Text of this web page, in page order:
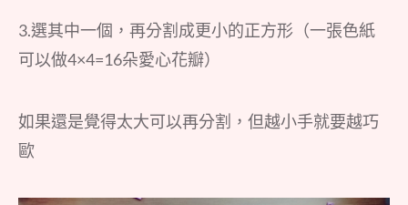
3.選其中一個，再分割成更小的正方形（一張色紙
可以做4×4=16朵愛心花瓣）
如果還是覺得太大可以再分割，但越小手就要越巧
歐